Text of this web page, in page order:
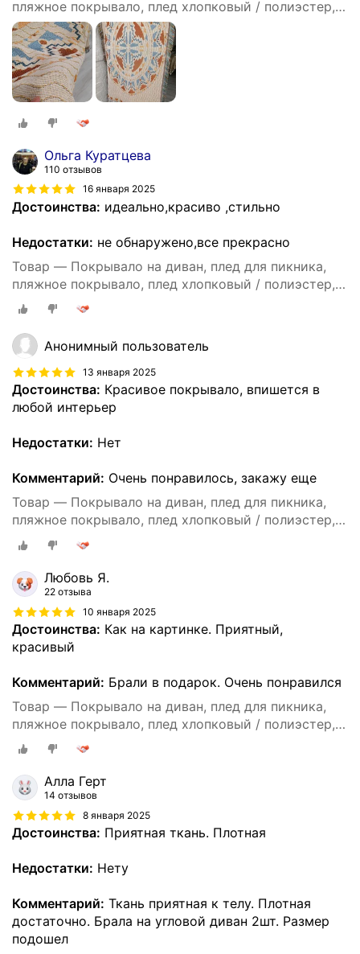
пляжное покрывало, плед хлопковый / полиэстер,
современное покрывало для дивана в стиле INS с
цвета Моранди, размер 90X180
Ольга Куратцева
110 отзывов
16 января 2025
Достоинства: идеально,красиво ,стильно
Недостатки: не обнаружено,все прекрасно
Товар — Покрывало на диван, плед для пикника,
пляжное покрывало, плед хлопковый / полиэстер,
современное покрывало для дивана в стиле INS с
цвета Моранди, размер 90X180
Анонимный пользователь
13 января 2025
Достоинства: Красивое покрывало, впишется в
любой интерьер
Недостатки: Нет
Комментарий: Очень понравилось, закажу еще
Товар — Покрывало на диван, плед для пикника,
пляжное покрывало, плед хлопковый / полиэстер,
современное покрывало для дивана в стиле INS с
цвета Моранди, размер 90X180
Любовь Я.
22 отзыва
10 января 2025
Достоинства: Как на картинке. Приятный,
красивый
Комментарий: Брали в подарок. Очень понравился
Товар — Покрывало на диван, плед для пикника,
пляжное покрывало, плед хлопковый / полиэстер,
современное покрывало для дивана в стиле INS с
цвета Моранди, размер 90X180
Алла Герт
14 отзывов
8 января 2025
Достоинства: Приятная ткань. Плотная
Недостатки: Нету
Комментарий: Ткань приятная к телу. Плотная
достаточно. Брала на угловой диван 2шт. Размер
подошел